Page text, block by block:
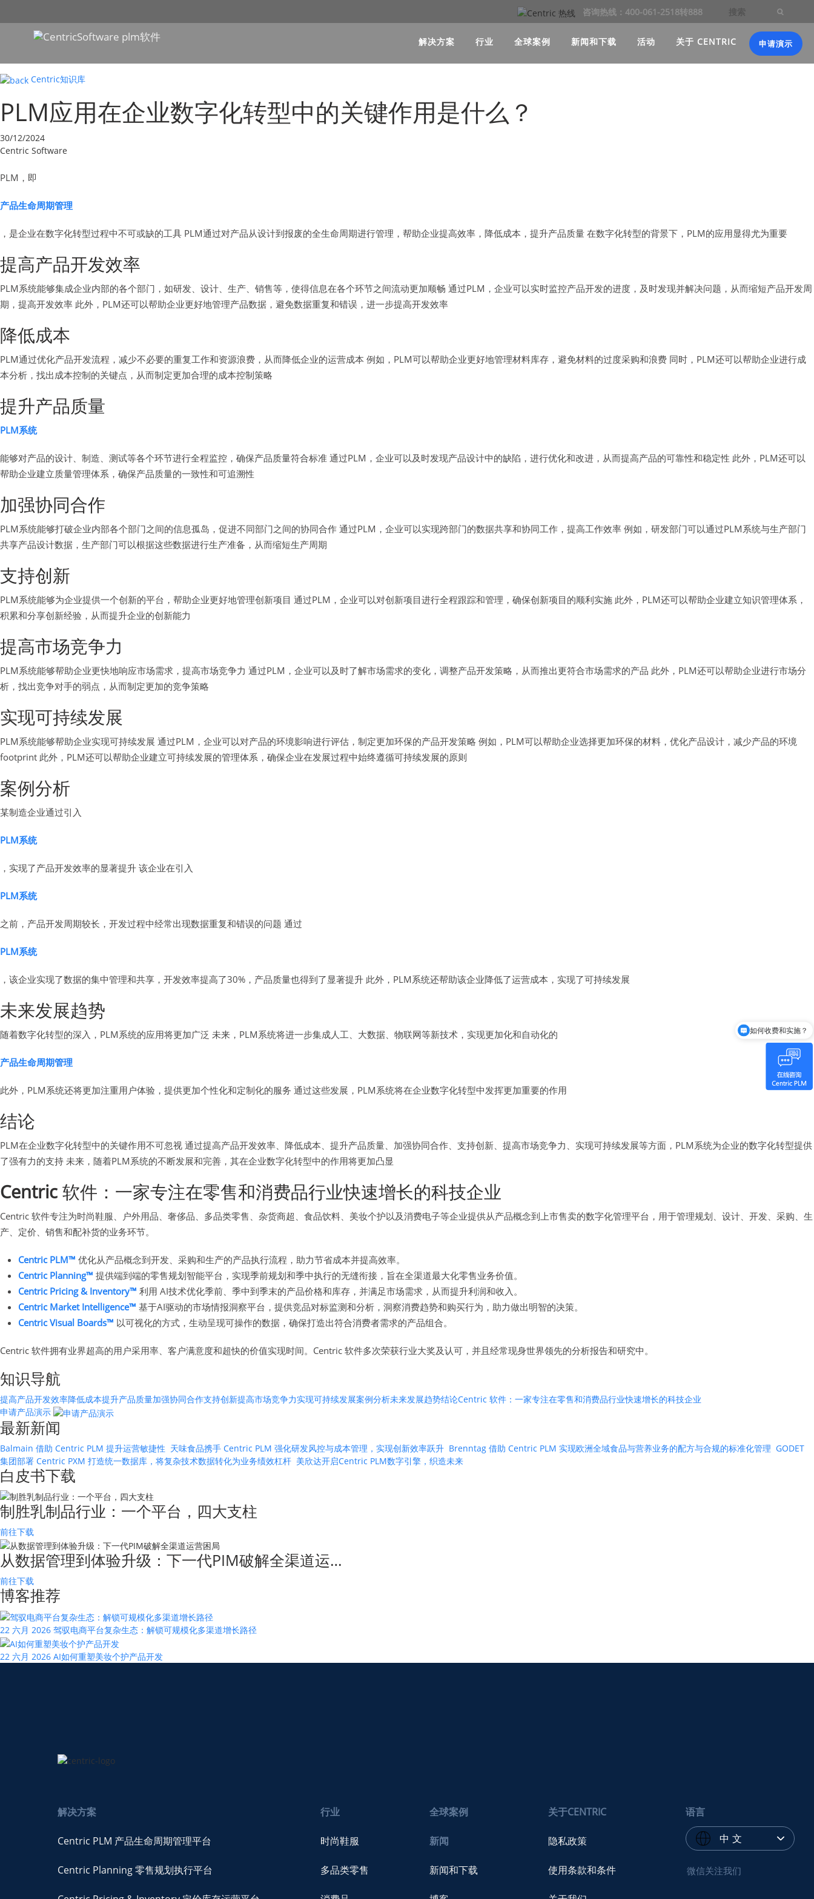
咨询热线：400-061-2518转888
解决方案 行业 全球案例 新闻和下载 活动 关于 CENTRIC 申请演示
Centric知识库
PLM应用在企业数字化转型中的关键作用是什么？
30/12/2024
Centric Software
PLM，即
产品生命周期管理
，是企业在数字化转型过程中不可或缺的工具 PLM通过对产品从设计到报废的全生命周期进行管理，帮助企业提高效率，降低成本，提升产品质量 在数字化转型的背景下，PLM的应用显得尤为重要
提高产品开发效率
PLM系统能够集成企业内部的各个部门，如研发、设计、生产、销售等，使得信息在各个环节之间流动更加顺畅 通过PLM，企业可以实时监控产品开发的进度，及时发现并解决问题，从而缩短产品开发周
期，提高开发效率 此外，PLM还可以帮助企业更好地管理产品数据，避免数据重复和错误，进一步提高开发效率
降低成本
PLM通过优化产品开发流程，减少不必要的重复工作和资源浪费，从而降低企业的运营成本 例如，PLM可以帮助企业更好地管理材料库存，避免材料的过度采购和浪费 同时，PLM还可以帮助企业进行成
本分析，找出成本控制的关键点，从而制定更加合理的成本控制策略
提升产品质量
PLM系统
能够对产品的设计、制造、测试等各个环节进行全程监控，确保产品质量符合标准 通过PLM，企业可以及时发现产品设计中的缺陷，进行优化和改进，从而提高产品的可靠性和稳定性 此外，PLM还可以
帮助企业建立质量管理体系，确保产品质量的一致性和可追溯性
加强协同合作
PLM系统能够打破企业内部各个部门之间的信息孤岛，促进不同部门之间的协同合作 通过PLM，企业可以实现跨部门的数据共享和协同工作，提高工作效率 例如，研发部门可以通过PLM系统与生产部门
共享产品设计数据，生产部门可以根据这些数据进行生产准备，从而缩短生产周期
支持创新
PLM系统能够为企业提供一个创新的平台，帮助企业更好地管理创新项目 通过PLM，企业可以对创新项目进行全程跟踪和管理，确保创新项目的顺利实施 此外，PLM还可以帮助企业建立知识管理体系，
积累和分享创新经验，从而提升企业的创新能力
提高市场竞争力
PLM系统能够帮助企业更快地响应市场需求，提高市场竞争力 通过PLM，企业可以及时了解市场需求的变化，调整产品开发策略，从而推出更符合市场需求的产品 此外，PLM还可以帮助企业进行市场分
析，找出竞争对手的弱点，从而制定更加的竞争策略
实现可持续发展
PLM系统能够帮助企业实现可持续发展 通过PLM，企业可以对产品的环境影响进行评估，制定更加环保的产品开发策略 例如，PLM可以帮助企业选择更加环保的材料，优化产品设计，减少产品的环境
footprint 此外，PLM还可以帮助企业建立可持续发展的管理体系，确保企业在发展过程中始终遵循可持续发展的原则
案例分析
某制造企业通过引入
PLM系统
，实现了产品开发效率的显著提升 该企业在引入
PLM系统
之前，产品开发周期较长，开发过程中经常出现数据重复和错误的问题 通过
PLM系统
，该企业实现了数据的集中管理和共享，开发效率提高了30%，产品质量也得到了显著提升 此外，PLM系统还帮助该企业降低了运营成本，实现了可持续发展
未来发展趋势
随着数字化转型的深入，PLM系统的应用将更加广泛 未来，PLM系统将进一步集成人工、大数据、物联网等新技术，实现更加化和自动化的
产品生命周期管理
此外，PLM系统还将更加注重用户体验，提供更加个性化和定制化的服务 通过这些发展，PLM系统将在企业数字化转型中发挥更加重要的作用
结论
PLM在企业数字化转型中的关键作用不可忽视 通过提高产品开发效率、降低成本、提升产品质量、加强协同合作、支持创新、提高市场竞争力、实现可持续发展等方面，PLM系统为企业的数字化转型提供
了强有力的支持 未来，随着PLM系统的不断发展和完善，其在企业数字化转型中的作用将更加凸显
Centric 软件：一家专注在零售和消费品行业快速增长的科技企业
Centric 软件专注为时尚鞋服、户外用品、奢侈品、多品类零售、杂货商超、食品饮料、美妆个护以及消费电子等企业提供从产品概念到上市售卖的数字化管理平台，用于管理规划、设计、开发、采购、生
产、定价、销售和配补货的业务环节。
Centric PLM™ 优化从产品概念到开发、采购和生产的产品执行流程，助力节省成本并提高效率。
Centric Planning™ 提供端到端的零售规划智能平台，实现季前规划和季中执行的无缝衔接，旨在全渠道最大化零售业务价值。
Centric Pricing & Inventory™ 利用 AI技术优化季前、季中到季末的产品价格和库存，并满足市场需求，从而提升利润和收入。
Centric Market Intelligence™ 基于AI驱动的市场情报洞察平台，提供竞品对标监测和分析，洞察消费趋势和购买行为，助力做出明智的决策。
Centric Visual Boards™ 以可视化的方式，生动呈现可操作的数据，确保打造出符合消费者需求的产品组合。
Centric 软件拥有业界超高的用户采用率、客户满意度和超快的价值实现时间。Centric 软件多次荣获行业大奖及认可，并且经常现身世界领先的分析报告和研究中。
知识导航
提高产品开发效率降低成本提升产品质量加强协同合作支持创新提高市场竞争力实现可持续发展案例分析未来发展趋势结论Centric 软件：一家专注在零售和消费品行业快速增长的科技企业
申请产品演示
最新新闻
Balmain 借助 Centric PLM 提升运营敏捷性 天味食品携手 Centric PLM 强化研发风控与成本管理，实现创新效率跃升 Brenntag 借助 Centric PLM 实现欧洲全域食品与营养业务的配方与合规的标准化管理 GODET
集团部署 Centric PXM 打造统一数据库，将复杂技术数据转化为业务绩效杠杆 美欣达开启Centric PLM数字引擎，织造未来
白皮书下载
制胜乳制品行业：一个平台，四大支柱
前往下载
从数据管理到体验升级：下一代PIM破解全渠道运…
前往下载
博客推荐
22 六月 2026 驾驭电商平台复杂生态：解锁可规模化多渠道增长路径
22 六月 2026 AI如何重塑美妆个护产品开发
解决方案
Centric PLM 产品生命周期管理平台
Centric Planning 零售规划执行平台
行业
时尚鞋服
多品类零售
全球案例
新闻
新闻和下载
关于CENTRIC
隐私政策
使用条款和条件
语言
中 文
微信关注我们
Centric是谁？